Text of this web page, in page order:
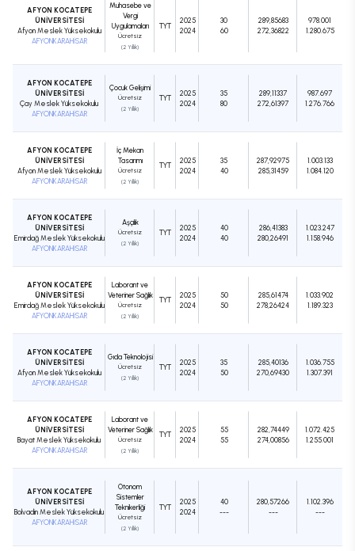
AFYON KOCATEPE
ÜNİVERSİTESİ
Afyon Meslek Yüksekokulu
AFYONKARAHİSAR
Muhasebe ve
Vergi
Uygulamaları
Ücretsiz
(2 Yıllık)
TYT
2025
2024
30
60
289,85683
272,36822
978.001
1.280.675
AFYON KOCATEPE
ÜNİVERSİTESİ
Çay Meslek Yüksekokulu
AFYONKARAHİSAR
Çocuk Gelişimi
Ücretsiz
(2 Yıllık)
TYT
2025
2024
35
80
289,11337
272,61397
987.697
1.276.766
AFYON KOCATEPE
ÜNİVERSİTESİ
Afyon Meslek Yüksekokulu
AFYONKARAHİSAR
İç Mekan
Tasarımı
Ücretsiz
(2 Yıllık)
TYT
2025
2024
35
40
287,92975
285,31459
1.003.133
1.084.120
AFYON KOCATEPE
ÜNİVERSİTESİ
Emirdağ Meslek Yüksekokulu
AFYONKARAHİSAR
Aşçılık
Ücretsiz
(2 Yıllık)
TYT
2025
2024
40
40
286,41383
280,26491
1.023.247
1.158.946
AFYON KOCATEPE
ÜNİVERSİTESİ
Emirdağ Meslek Yüksekokulu
AFYONKARAHİSAR
Laborant ve
Veteriner Sağlık
Ücretsiz
(2 Yıllık)
TYT
2025
2024
50
50
285,61474
278,26424
1.033.902
1.189.323
AFYON KOCATEPE
ÜNİVERSİTESİ
Afyon Meslek Yüksekokulu
AFYONKARAHİSAR
Gıda Teknolojisi
Ücretsiz
(2 Yıllık)
TYT
2025
2024
35
50
285,40136
270,69430
1.036.755
1.307.391
AFYON KOCATEPE
ÜNİVERSİTESİ
Bayat Meslek Yüksekokulu
AFYONKARAHİSAR
Laborant ve
Veteriner Sağlık
Ücretsiz
(2 Yıllık)
TYT
2025
2024
55
55
282,74449
274,00856
1.072.425
1.255.001
AFYON KOCATEPE
ÜNİVERSİTESİ
Bolvadin Meslek Yüksekokulu
AFYONKARAHİSAR
Otonom
Sistemler
Teknikerliği
Ücretsiz
(2 Yıllık)
TYT
2025
2024
40
---
280,57266
---
1.102.396
---